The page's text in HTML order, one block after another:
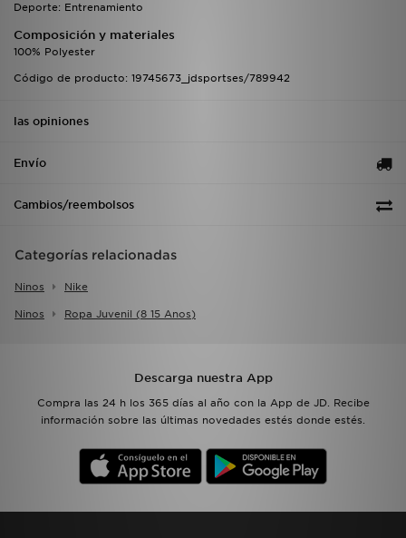
Deporte: Entrenamiento
Composición y materiales
100% Polyester
Código de producto: 19745673_jdsportses/789942
las opiniones
Envío
Cambios/reembolsos
Categorías relacionadas
Ninos Nike
Ninos Ropa Juvenil (8 15 Anos)
Descarga nuestra App
Compra las 24 h los 365 días al año con la App de JD. Recibe
información sobre las últimas novedades estés donde estés.